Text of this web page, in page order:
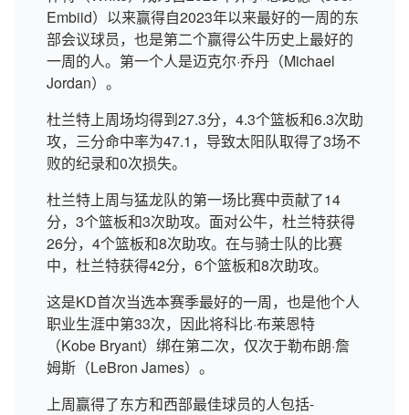
Embiid）以来赢得自2023年以来最好的一周的东
部会议球员，也是第二个赢得公牛历史上最好的
一周的人。第一个人是迈克尔·乔丹（Michael
Jordan）。
杜兰特上周场均得到27.3分，4.3个篮板和6.3次助
攻，三分命中率为47.1，导致太阳队取得了3场不
败的纪录和0次损失。
杜兰特上周与猛龙队的第一场比赛中贡献了14
分，3个篮板和3次助攻。面对公牛，杜兰特获得
26分，4个篮板和8次助攻。在与骑士队的比赛
中，杜兰特获得42分，6个篮板和8次助攻。
这是KD首次当选本赛季最好的一周，也是他个人
职业生涯中第33次，因此将科比·布莱恩特
（Kobe Bryant）绑在第二次，仅次于勒布朗·詹
姆斯（LeBron James）。
上周赢得了东方和西部最佳球员的人包括-